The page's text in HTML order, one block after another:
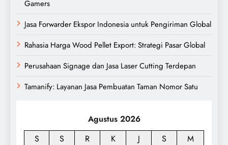
Gamers
Jasa Forwarder Ekspor Indonesia untuk Pengiriman Global
Rahasia Harga Wood Pellet Export: Strategi Pasar Global
Perusahaan Signage dan Jasa Laser Cutting Terdepan
Tamanify: Layanan Jasa Pembuatan Taman Nomor Satu
Agustus 2026
S
S R K J S
M